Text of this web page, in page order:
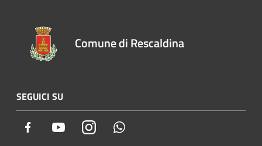
Comune di Rescaldina
SEGUICI SU
Facebook YoutubeInstagram